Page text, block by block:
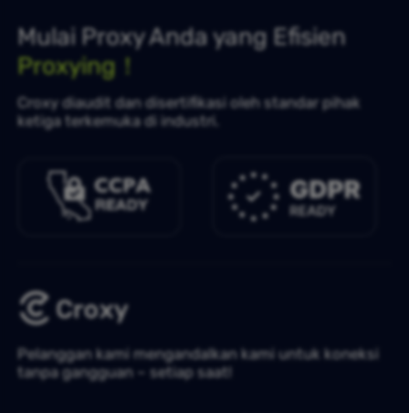
Mulai Proxy Anda yang Efisien
Proxying！
Croxy diaudit dan disertifikasi oleh standar pihak
ketiga terkemuka di industri.
Pelanggan kami mengandalkan kami untuk koneksi
tanpa gangguan – setiap saat!